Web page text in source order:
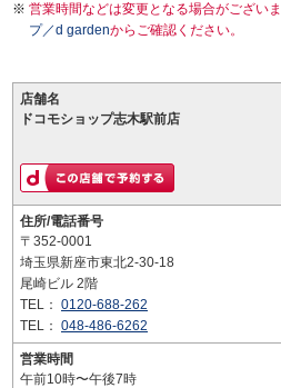
営業時間などは変更となる場合がござい
プ／d gardenからご確認ください。
店舗名
ドコモショップ志木駅前店
住所/電話番号
〒352-0001
埼玉県新座市東北2-30-18
尾崎ビル 2階
TEL： 0120-688-262
TEL： 048-486-6262
営業時間
午前10時〜午後7時